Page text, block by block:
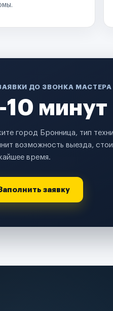
ДО ЗВОНКА МАСТЕРА
10 минут
город Бронница, тип
возможность выезда,
время.
заявку